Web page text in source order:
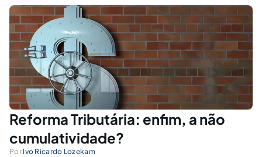
Reforma Tributária: enfim, a não
cumulatividade?
Por Ivo Ricardo Lozekam